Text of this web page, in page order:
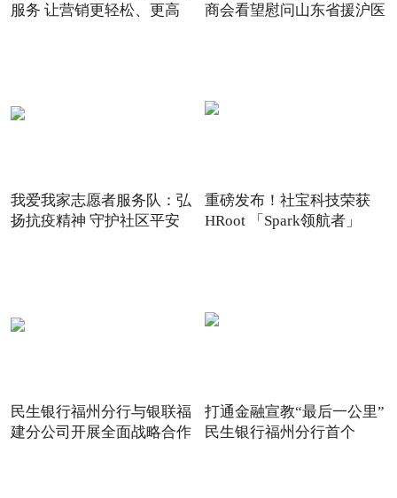
服务 让营销更轻松、更高
商会看望慰问山东省援沪医
我爱我家志愿者服务队：弘
扬抗疫精神 守护社区平安
重磅发布！社宝科技荣获
HRoot 「Spark领航者」
民生银行福州分行与银联福
建分公司开展全面战略合作
打通金融宣教“最后一公里”
民生银行福州分行首个